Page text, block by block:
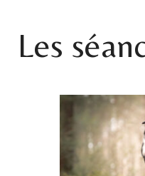
Les